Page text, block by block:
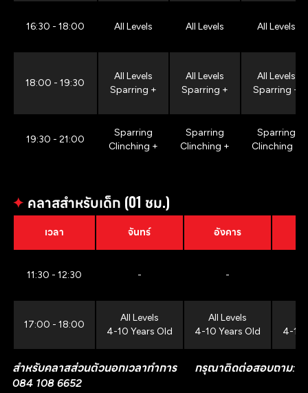
16:30 - 18:00 All Levels All Levels All Levels
18:00 - 19:30
All Levels
Sparring +
All Levels
Sparring +
All Levels
Sparring +
19:30 - 21:00
Sparring
Clinching +
Sparring
Clinching +
Sparring
Clinching +
✦ คลาสสำหรับเด็ก (01 ชม.)
เวลา จันทร์ อังคาร
11:30 - 12:30 - -
17:00 - 18:00
All Levels
4-10 Years Old
All Levels
4-10 Years Old
4-10
สำหรับคลาสส่วนตัวนอกเวลาทำการ กรุณาติดต่อสอบถาม:
084 108 6652